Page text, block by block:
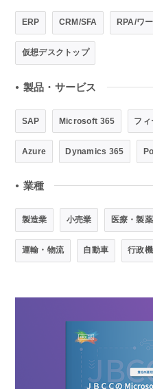
ERP CRM/SFA RPA/ワ
仮想デスクトップ
● 製品・サービス
SAP Microsoft 365 フィ
Azure Dynamics 365
● 業種
製造業 小売業 医療・製薬
運輸・物流 自動車 行政